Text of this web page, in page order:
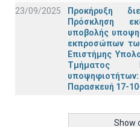
23/09/2025
Προκήρυξη
Πρόσκληση
υποβολής
εκπροσώπων
Επιστήμης
Τμήματος
Παρασκευή 17-
Show